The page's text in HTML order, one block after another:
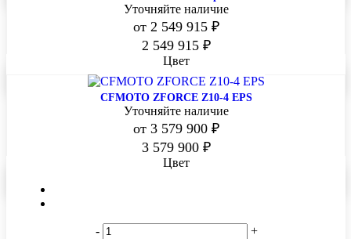
В корзину
Подробнее
Уточняйте наличие
от 2 549 915 ₽
2 549 915 ₽
Цвет
В корзину
Подробнее
CFMOTO ZFORCE Z10-4 EPS
Уточняйте наличие
от 3 579 900 ₽
3 579 900 ₽
Цвет
-
+